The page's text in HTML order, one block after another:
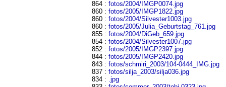
864 :fotos/2004/IMGP0074.jpg
860 :fotos/2005/IMGP1822.jpg
860 :fotos/2004/Silvester1003.jpg
860 :fotos/2005/Julia_Geburtstag_761.jpg
855 :fotos/2004/DiGeb_659.jpg
854 :fotos/2004/Silvester1007.jpg
852 :fotos/2005/IMGP2397.jpg
844 :fotos/2005/IMGP2420.jpg
843 :fotos/schmiri_2003/104-0444_IMG.jpg
837 :fotos/silja_2003/silja036.jpg
834 : .jpg